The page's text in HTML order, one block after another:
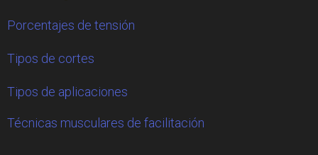
Porcentajes de tensión
Tipos de cortes
Tipos de aplicaciones
Técnicas musculares de facilitación